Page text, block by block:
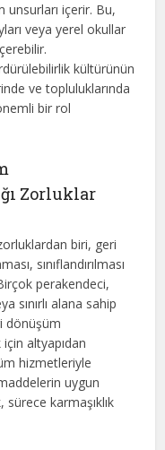
içerir. Bu,
veya yerel okullar
kültürünün
ve topluluklarında
bir rol
Zorluklar
biri, geri
sınıflandırılması
perakendeci,
sınırlı alana sahip
dönüşüm
altyapıdan
hizmetleriyle
uygun
karmaşıklık